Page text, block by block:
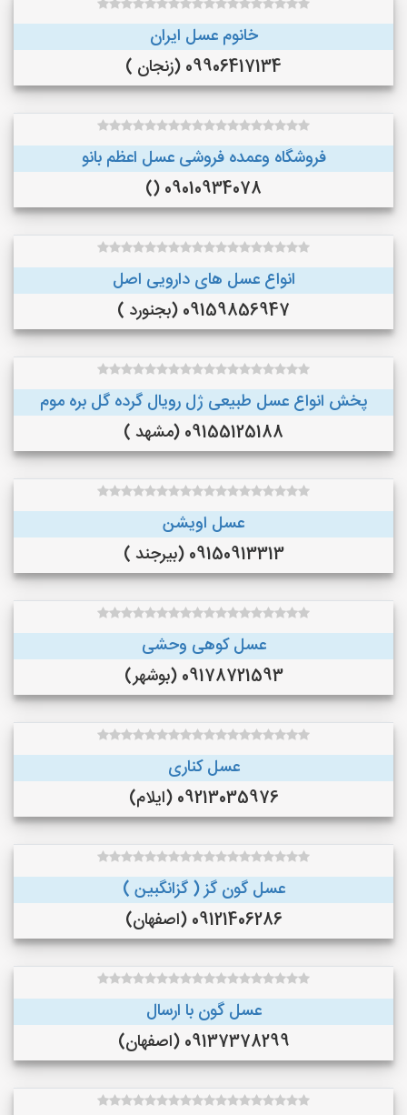
خانوم عسل ایران
09906417134 (زنجان )
فروشگاه وعمده فروشی عسل اعظم بانو
09010934078 ()
انواع عسل های دارویی اصل
09159856947 (بجنورد )
پخش انواع عسل طبیعی ژل رویال گرده گل بره موم
09155125188 (مشهد )
عسل اویشن
09150913313 (بیرجند )
عسل کوهی وحشی
09178721593 (بوشهر)
عسل کناری
09213035976 (ایلام)
عسل گون گز ( گزانگبین )
09121406286 (اصفهان)
عسل گون با ارسال
09137378299 (اصفهان)